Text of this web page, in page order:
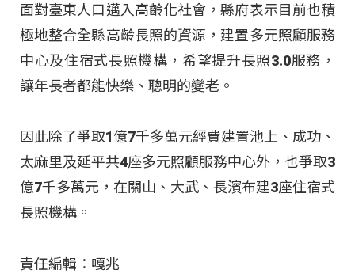
面對臺東人口邁入高齡化社會，縣府表示目前也積
極地整合全縣高齡長照的資源，建置多元照顧服務
中心及住宿式長照機構，希望提升長照3.0服務，
讓年長者都能快樂、聰明的變老。
因此除了爭取1億7千多萬元經費建置池上、成功、
太麻里及延平共4座多元照顧服務中心外，也爭取3
億7千多萬元，在關山、大武、長濱布建3座住宿式
長照機構。
責任編輯：嘎兆